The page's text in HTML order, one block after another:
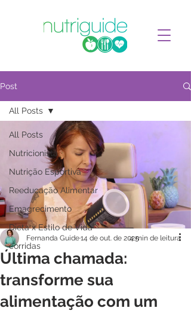
Post
All Posts
Nutricionista
Nutrição Esportiva
Reeducação Alimentar
Emagrecimento
Dieta x Estilo de Vida
corridas
All Posts
Última chamada:
transforme sua
alimentação com um
Fernanda Guide14 de out. de 20254 min de leitura